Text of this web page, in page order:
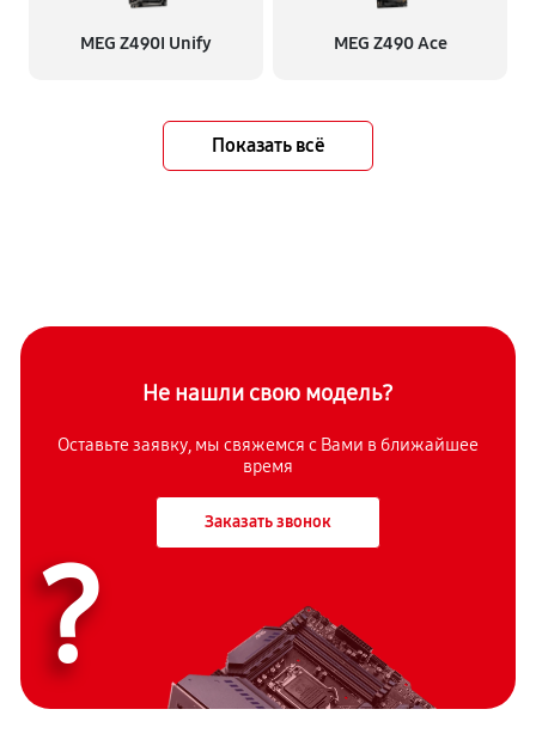
MEG Z490I Unify MEG Z490 Ace
Показать всё
Не нашли свою модель?
Оставьте заявку, мы свяжемся с Вами в ближайшее
время
Заказать звонок
?